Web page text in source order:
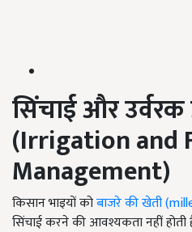
सिंचाई और उर्वरक
(Irrigation and
Management)
किसान भाइयों कोबाजरे की खेती
सिंचाई करने की आवश्यकता नहीं होती